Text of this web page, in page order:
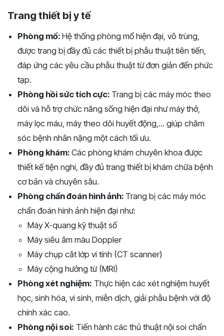
Trang thiết bị y tế
Phòng mổ: Hệ thống phòng mổ hiện đại, vô trùng,
được trang bị đầy đủ các thiết bị phẫu thuật tiên tiến,
đáp ứng các yêu cầu phẫu thuật từ đơn giản đến phức
tạp.
Phòng hồi sức tích cực: Trang bị các máy móc theo
dõi và hỗ trợ chức năng sống hiện đại như máy thở,
máy lọc máu, máy theo dõi huyết động,... giúp chăm
sóc bệnh nhân nặng một cách tối ưu.
Phòng khám: Các phòng khám chuyên khoa được
thiết kế tiện nghi, đầy đủ trang thiết bị khám chữa bệnh
cơ bản và chuyên sâu.
Phòng chẩn đoán hình ảnh: Trang bị các máy móc
chẩn đoán hình ảnh hiện đại như:
Máy X-quang kỹ thuật số
Máy siêu âm màu Doppler
Máy chụp cắt lớp vi tính (CT scanner)
Máy cộng hưởng từ (MRI)
Phòng xét nghiệm: Thực hiện các xét nghiệm huyết
học, sinh hóa, vi sinh, miễn dịch, giải phẫu bệnh với độ
chính xác cao.
Phòng nội soi: Tiến hành các thủ thuật nội soi chẩn